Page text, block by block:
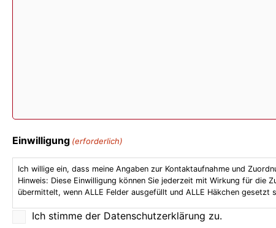
Einwilligung (erforderlich)
Ich willige ein, dass meine Angaben zur Kontaktaufnahme und
Hinweis: Diese Einwilligung können Sie jederzeit mit Wirkung für die
übermittelt, wenn ALLE Felder ausgefüllt und ALLE Häkchen gesetzt
Ich stimme der Datenschutzerklärung zu.